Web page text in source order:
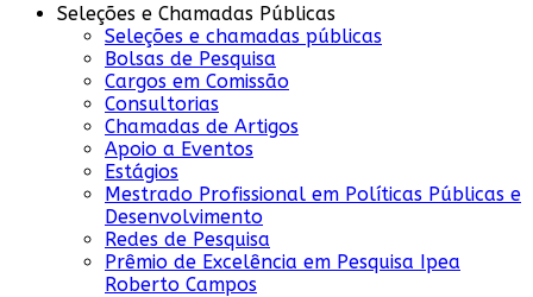
Seleções e Chamadas Públicas
Seleções e chamadas públicas
Bolsas de Pesquisa
Cargos em Comissão
Consultorias
Chamadas de Artigos
Apoio a Eventos
Estágios
Mestrado Profissional em Políticas Públicas e
Desenvolvimento
Redes de Pesquisa
Prêmio de Excelência em Pesquisa Ipea
Roberto Campos